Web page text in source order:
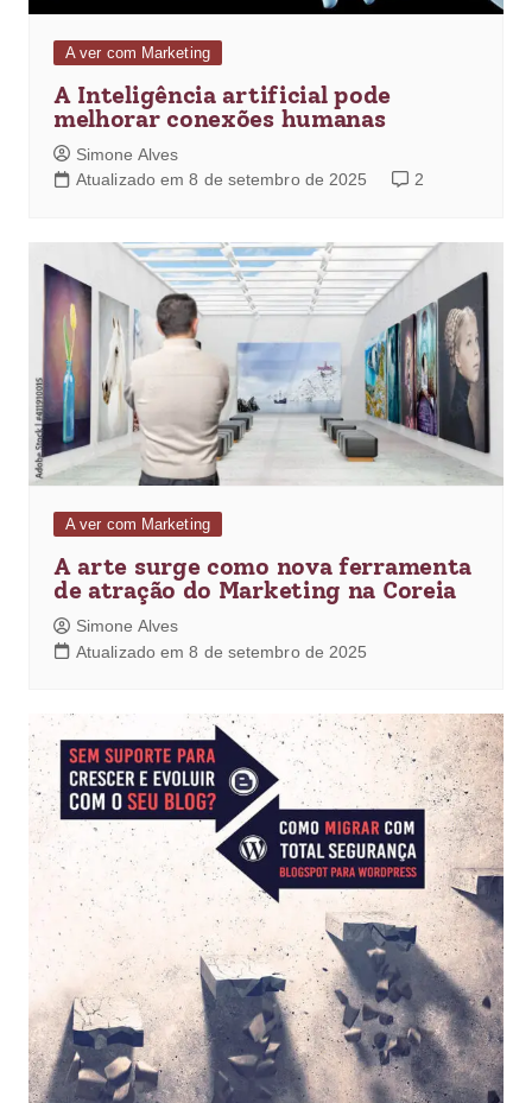
A ver com Marketing
A Inteligência artificial pode
melhorar conexões humanas
Simone Alves
Atualizado em 8 de setembro de 2025
2
A ver com Marketing
A arte surge como nova ferramenta
de atração do Marketing na Coreia
Simone Alves
Atualizado em 8 de setembro de 2025